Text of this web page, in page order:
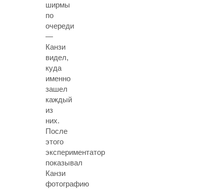
ширмы
по
очереди
—
Канзи
видел,
куда
именно
зашел
каждый
из
них.
После
этого
экспериментатор
показывал
Канзи
фотографию